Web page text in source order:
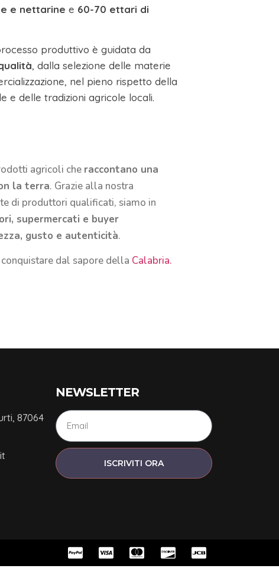
e nettarine e 60-70 ettari di
produttivo è guidata da
, dalla selezione delle materie
nel pieno rispetto della
e delle tradizioni agricole locali.
agricoli che raccontano una
la terra. Grazie alla nostra
di produttori qualificati, siamo in
supermercati e buyer
gusto e autenticità.
dal sapore della Calabria.
87064
NEWSLETTER
ISCRIVITI ORA